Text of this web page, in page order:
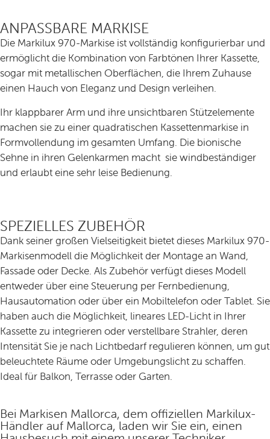
ANPASSBARE MARKISE
Die Markilux 970-Markise ist vollständig konfigurierbar und
ermöglicht die Kombination von Farbtönen Ihrer Kassette,
sogar mit metallischen Oberflächen, die Ihrem Zuhause
einen Hauch von Eleganz und Design verleihen.
Ihr klappbarer Arm und ihre unsichtbaren Stützelemente
machen sie zu einer quadratischen Kassettenmarkise in
Formvollendung im gesamten Umfang. Die bionische
Sehne in ihren Gelenkarmen macht sie windbeständiger
und erlaubt eine sehr leise Bedienung.
SPEZIELLES ZUBEHÖR
Dank seiner großen Vielseitigkeit bietet dieses Markilux 970-
Markisenmodell die Möglichkeit der Montage an Wand,
Fassade oder Decke. Als Zubehör verfügt dieses Modell
entweder über eine Steuerung per Fernbedienung,
Hausautomation oder über ein Mobiltelefon oder Tablet. Sie
haben auch die Möglichkeit, lineares LED-Licht in Ihrer
Kassette zu integrieren oder verstellbare Strahler, deren
Intensität Sie je nach Lichtbedarf regulieren können, um gut
beleuchtete Räume oder Umgebungslicht zu schaffen.
Ideal für Balkon, Terrasse oder Garten.
Bei Markisen Mallorca, dem offiziellen Markilux-
Händler auf Mallorca, laden wir Sie ein, einen